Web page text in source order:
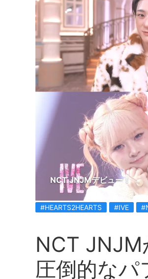
NCT JNJMデビュー！
#HEARTS2HEARTS #IVE
NCT JNJM
圧倒的なパ